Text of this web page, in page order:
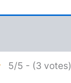
5/5 - (3 votes)